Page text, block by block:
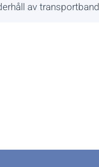
av